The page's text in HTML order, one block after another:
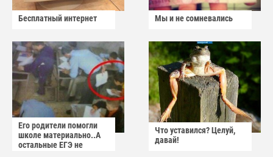
Бесплатный интернет Мы и не сомневались
Его родители помогли
школе материально..А
остальные ЕГЭ не
Что уставился? Целуй,
давай!